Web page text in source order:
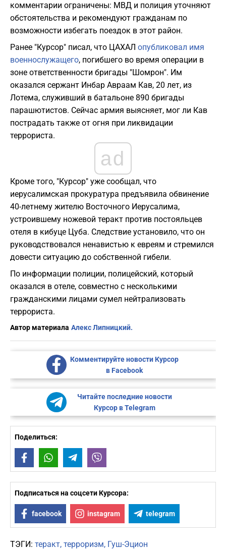
комментарии ограничены: МВД и полиция уточняют
обстоятельства и рекомендуют гражданам по
возможности избегать поездок в этот район.
Ранее "Курсор" писал, что ЦАХАЛ опубликовал имя
военнослужащего, погибшего во время операции в
зоне ответственности бригады "Шомрон". Им
оказался сержант Инбар Авраам Кав, 20 лет, из
Лотема, служивший в батальоне 890 бригады
парашютистов. Сейчас армия выясняет, мог ли Кав
пострадать также от огня при ликвидации
террориста.
ad
Кроме того, "Курсор" уже сообщал, что
иерусалимская прокуратура предъявила обвинение
40-летнему жителю Восточного Иерусалима,
устроившему ножевой теракт против постояльцев
отеля в кибуце Цуба. Следствие установило, что он
руководствовался ненавистью к евреям и стремился
довести ситуацию до собственной гибели.
По информации полиции, полицейский, который
оказался в отеле, совместно с несколькими
гражданскими лицами сумел нейтрализовать
террориста.
Автор материала Алекс Липницкий.
Комментируйте новости Курсор
в Facebook
Читайте последние новости
Курсор в Telegram
Поделиться:
FacebookWhatsAppTelegram
Подписаться на соцсети Курсора:
facebook instagram telegram
ТЭГИ: теракт терроризм Гуш-Эцион